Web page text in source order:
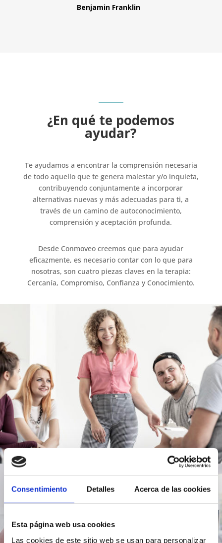
Consentimiento Detalles Acerca de las cookies
Esta página web usa cookies
Las cookies de este sitio web se usan para personalizar
Benjamin Franklin
¿En qué te podemos
ayudar?
Te ayudamos a encontrar la comprensión necesaria
de todo aquello que te genera malestar y/o inquieta,
contribuyendo conjuntamente a incorporar
alternativas nuevas y más adecuadas para ti, a
través de un camino de autoconocimiento,
comprensión y aceptación profunda.
Desde Conmoveo creemos que para ayudar
eficazmente, es necesario contar con lo que para
nosotras, son cuatro piezas claves en la terapia:
Cercanía, Compromiso, Confianza y Conocimiento.